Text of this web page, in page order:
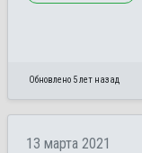
Обновлено 5 лет назад
13 марта 2021